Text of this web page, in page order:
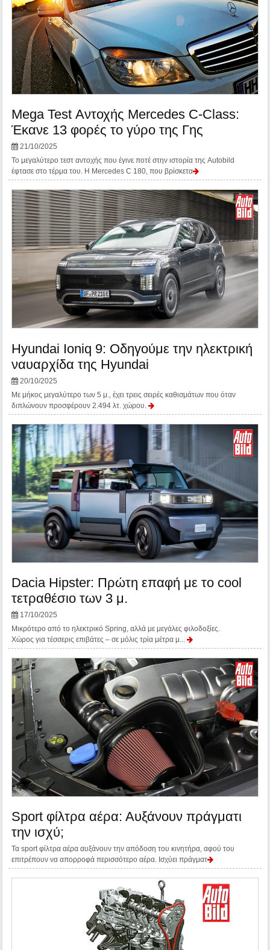
Mega Test Αντοχής Mercedes C-Class:
Έκανε 13 φορές το γύρο της Γης
21/10/2025
Το μεγαλύτερο τεστ αντοχής που έγινε ποτέ στην ιστορία της Autobild
έφτασε στο τέρμα του. Η Mercedes C 180, που βρίσκετα
Hyundai Ioniq 9: Οδηγούμε την ηλεκτρική
ναυαρχίδα της Hyundai
20/10/2025
Με μήκος μεγαλύτερο των 5 μ., έχει τρεις σειρές καθισμάτων που όταν
διπλώνουν προσφέρουν 2.494 λτ. χώρου.
Dacia Hipster: Πρώτη επαφή με το cool
τετραθέσιο των 3 μ.
17/10/2025
Μικρότερο από το ηλεκτρικό Spring, αλλά με μεγάλες φιλοδοξίες.
Χώρος για τέσσερις επιβάτες – σε μόλις τρία μέτρα μ...
Sport φίλτρα αέρα: Αυξάνουν πράγματι
την ισχύ;
Τα sport φίλτρα αέρα αυξάνουν την απόδοση του κινητήρα, αφού του
επιτρέπουν να απορροφά περισσότερο αέρα. Ισχύει πράγματ